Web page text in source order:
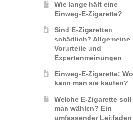
Wie lange hält eine
Einweg-E-Zigarette?
Sind E-Zigaretten
schädlich? Allgemeine
Vorurteile und
Expertenmeinungen
Einweg-E-Zigarette: Wo
kann man sie kaufen?
Welche E-Zigarette soll
man wählen? Ein
umfassender Leitfaden